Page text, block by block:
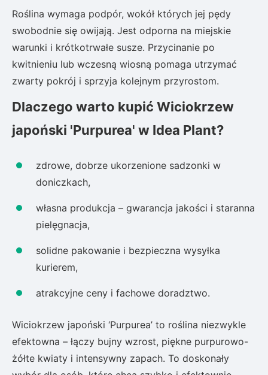
Roślina wymaga podpór, wokół których jej pędy
swobodnie się owijają. Jest odporna na miejskie
warunki i krótkotrwałe susze. Przycinanie po
kwitnieniu lub wczesną wiosną pomaga utrzymać
zwarty pokrój i sprzyja kolejnym przyrostom.
Dlaczego warto kupić Wiciokrzew
japoński 'Purpurea' w Idea Plant?
zdrowe, dobrze ukorzenione sadzonki w
doniczkach,
własna produkcja – gwarancja jakości i staranna
pielęgnacja,
solidne pakowanie i bezpieczna wysyłka
kurierem,
atrakcyjne ceny i fachowe doradztwo.
Wiciokrzew japoński ‘Purpurea’ to roślina niezwykle
efektowna – łączy bujny wzrost, piękne purpurowo-
żółte kwiaty i intensywny zapach. To doskonały